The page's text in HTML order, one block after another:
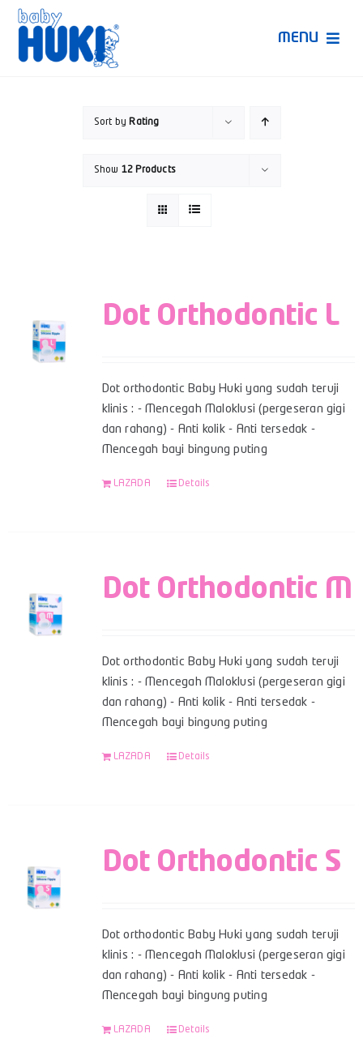
Skip
content
MENU
Sort by Rating
Show 12 Products
Dot Orthodontic L
Dot orthodontic Baby Huki yang sudah teruji
klinis : - Mencegah Maloklusi (pergeseran gigi
dan rahang) - Anti kolik - Anti tersedak -
Mencegah bayi bingung puting
LAZADA Details
Dot Orthodontic M
Dot orthodontic Baby Huki yang sudah teruji
klinis : - Mencegah Maloklusi (pergeseran gigi
dan rahang) - Anti kolik - Anti tersedak -
Mencegah bayi bingung puting
LAZADA Details
Dot Orthodontic S
Dot orthodontic Baby Huki yang sudah teruji
klinis : - Mencegah Maloklusi (pergeseran gigi
dan rahang) - Anti kolik - Anti tersedak -
Mencegah bayi bingung puting
LAZADA Details